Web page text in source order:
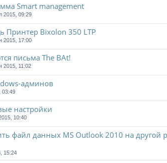
Smart management
2015, 09:29
Принтер Bixolon 350 LTP
2015, 17:00
письма The BAt!
2015, 11:02
админов
03:49
настройки
10:40
файл данных MS Outlook 2010 на другой
15:24